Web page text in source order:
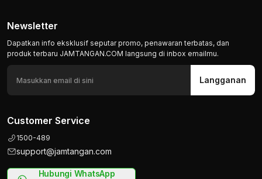
Newsletter
Dapatkan info eksklusif seputar promo, penawaran terbatas, dan
produk terbaru JAMTANGAN.COM langsung di inbox emailmu.
Langganan
Customer Service
1500-489
support@jamtangan.com
Hubungi WhatsApp